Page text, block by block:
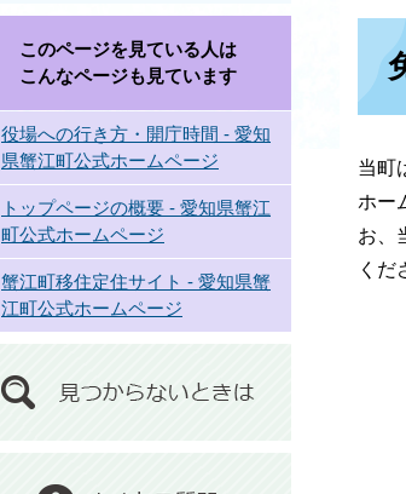
当町
ホー
お、
くだ
このページを見ている人は
こんなページも見ています
役場への行き方・開庁時間 - 愛知
県蟹江町公式ホームページ
トップページの概要 - 愛知県蟹江
町公式ホームページ
蟹江町移住定住サイト - 愛知県蟹
江町公式ホームページ